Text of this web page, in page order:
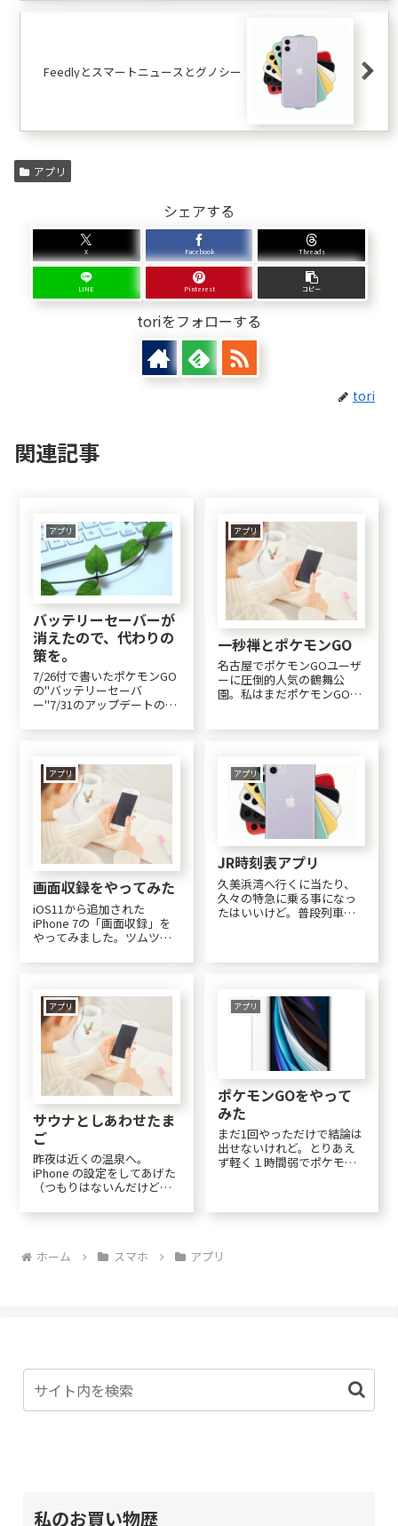
Feedlyとスマートニュースとグノシー
アプリ
シェアする
X Facebook Threads
LINE Pinterest コピー
toriをフォローする
tori
関連記事
アプリ
バッテリーセーバーが
消えたので、代わりの
策を。
7/26付で書いたポケモンGO
の"バッテリーセーバ
ー"7/31のアップデートの際
た。。。このアップデート
したら規約の画面が出たの
で、「OK」をタップした
ら・・・なんと生年月日か
らの入力に！恐る恐る進...
アプリ
一秒禅とポケモンGO
名古屋でポケモンGOユーザ
ーに圧倒的人気の鶴舞公
園。私はまだポケモンGOの
は難しいので自転車で行っ
てるそうです。いやぁ、私
はそこまでは...
アプリ
画面収録をやってみた
iOS11から追加された
iPhone 7の「画面収録」を
やってみました。ツムツム
るとよくプレイ画面をアッ
こんな便利な機能があった
んですねぇ。。。詳しいや
りかたは、ググっていただ
くとして、慣れも...
アプリ
JR時刻表アプリ
久美浜湾へ行くに当たり、
久々の特急に乗る事になっ
たはいいけど。普段列車な
額利用金がかかる私の一番
嫌いなタイプのアプリ(...
アプリ
サウナとしあわせたま
ご
昨夜は近くの温泉へ。
iPhone の設定をしてあげた
（つもりはないんだけど）
と回数券をプレゼントして
からはなかなか一緒に同性
アプリ
ポケモンGOをやって
みた
まだ1回やっただけで結論は
出せないけれど。とりあえ
ず軽く１時間弱でポケモン
まり"ポケモン"たるものが
流行してい...
ホーム スマホ アプリ
私のお買い物歴